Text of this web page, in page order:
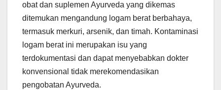
obat dan suplemen Ayurveda yang dikemas
ditemukan mengandung logam berat berbahaya,
termasuk merkuri, arsenik, dan timah. Kontaminasi
logam berat ini merupakan isu yang
terdokumentasi dan dapat menyebabkan dokter
konvensional tidak merekomendasikan
pengobatan Ayurveda.